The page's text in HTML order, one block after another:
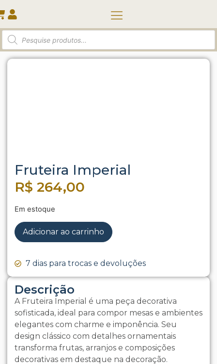
Início Taça | Pote | Diversos/ Fruteira Imperial
Descrição
A Fruteira Imperial é uma peça decorativa
sofisticada, ideal para compor mesas e ambientes
elegantes com charme e imponência. Seu
design clássico com detalhes ornamentais
transforma frutas, arranjos e composições
decorativas em destaque na decoração.
Fruteira Imperial
R$ 264,00
Em estoque
Adicionar ao carrinho
7 dias para trocas e devoluções